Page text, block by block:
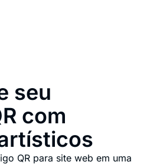
seu
com
QR para site web em uma